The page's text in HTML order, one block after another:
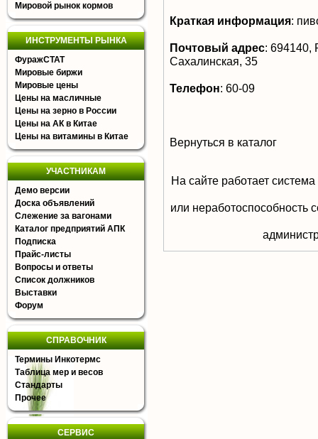
Мировой рынок кормов
ИНСТРУМЕНТЫ РЫНКА
ФуражСТАТ
Мировые биржи
Мировые цены
Цены на масличные
Цены на зерно в России
Цены на АК в Китае
Цены на витамины в Китае
УЧАСТНИКАМ
Демо версии
Доска объявлений
Слежение за вагонами
Каталог предприятий АПК
Подписка
Прайс-листы
Вопросы и ответы
Список должников
Выставки
Форум
СПРАВОЧНИК
Термины Инкотермс
Таблица мер и весов
Стандарты
Прочее
СЕРВИС
Краткая информация:
Почтовый адрес: 694140,
Сахалинская, 35
Телефон: 60-09
Вернуться в каталог
На сайте работает
или неработоспособность